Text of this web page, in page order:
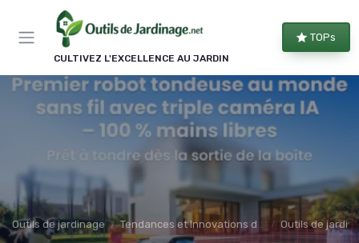
CULTIVEZ L'EXCELLENCE AU JARDIN
TOPs
Outils de jardinage Tendances et Innovations dans les outils de jardinage Outils de
Panneau de gestion des cookies